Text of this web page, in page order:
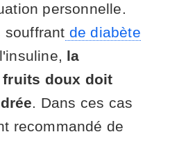
personnelle.
souffrant de diabète
la
doux doit
. Dans ces cas
recommandé de